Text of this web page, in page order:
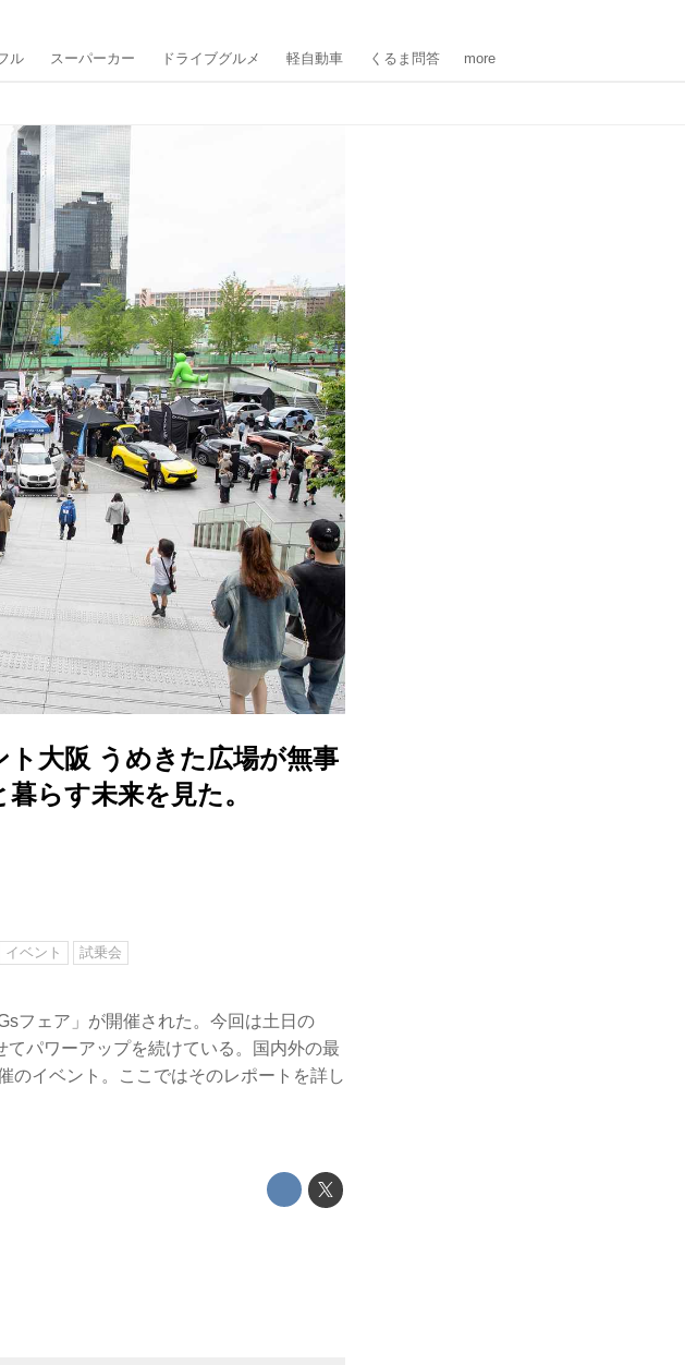
ル スーパーカー ドライブグルメ 軽自動車 くるま問答 more
大阪 うめきた広場が無事
らす未来を見た。
イベント 試乗会
フェア」が開催された。今回は土日の
パワーアップを続けている。国内外の最
のイベント。ここではそのレポートを詳し